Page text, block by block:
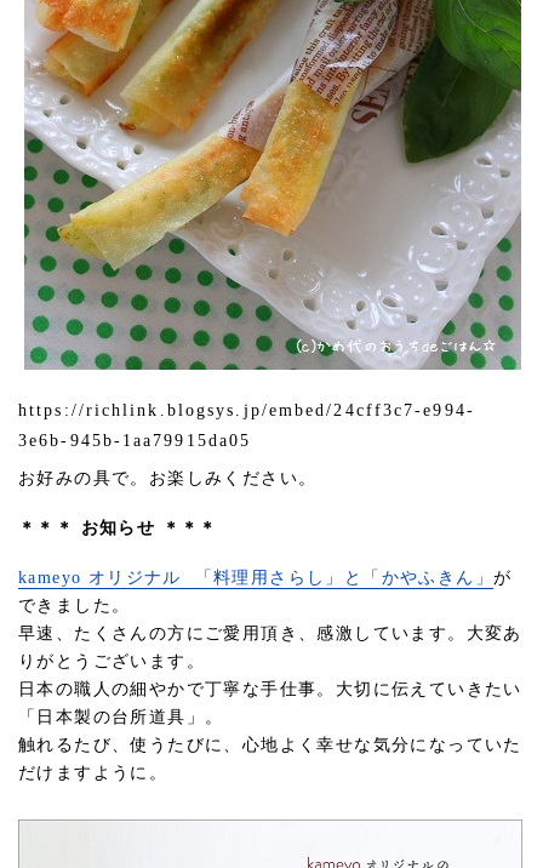
https://richlink.blogsys.jp/embed/24cff3c7-e994-
3e6b-945b-1aa79915da05
お好みの具で。お楽しみください。
＊＊＊ お知らせ ＊＊＊
kameyo オリジナル 「料理用さらし」と「かやふきん」 が
できました。
早速、たくさんの方にご愛用頂き、感激しています。大変あ
りがとうございます。
日本の職人の細やかで丁寧な手仕事。大切に伝えていきたい
「日本製の台所道具」。
触れるたび、使うたびに、心地よく幸せな気分になっていた
だけますように。